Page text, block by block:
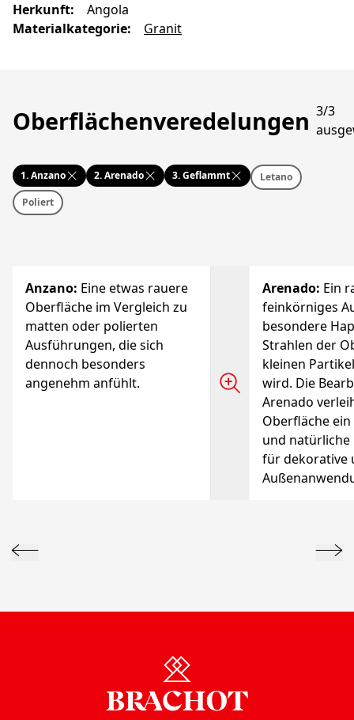
Herkunft:
Angola
Materialkategorie: Granit
Oberflächenveredelungen 3/3
1.Anzano 2.Arenado 3.Geflammt
Letano
Poliert
Anzano: Eine etwas rauere
Oberfläche im Vergleich zu
matten oder polierten
Ausführungen, die sich
dennoch besonders
angenehm anfühlt.
Arenado: Ein
feinkörniges
besondere
Strahlen der
kleinen
wird. Die
Arenado
Oberfläche
und natürliche
für dekorative